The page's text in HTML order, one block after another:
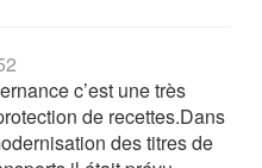
c’est une très
de recettes.Dans
des titres de